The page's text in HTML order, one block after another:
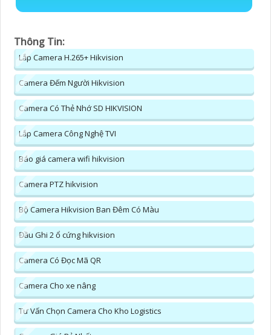
Thông Tin:
Lắp Camera H.265+ Hikvision
Camera Đếm Người Hikvision
Camera Có Thẻ Nhớ SD HIKVISION
Lắp Camera Công Nghệ TVI
Báo giá camera wifi hikvision
Camera PTZ hikvision
Bộ Camera Hikvision Ban Đêm Có Màu
Đầu Ghi 2 ổ cứng hikvision
Camera Có Đọc Mã QR
Camera Cho xe nâng
Tư Vấn Chọn Camera Cho Kho Logistics